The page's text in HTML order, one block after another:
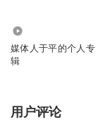
此次，拼多多雄
通过直签方式重
批招聘岗位数量
所罕见的。
媒体人于平的个人专
辑
用户评论